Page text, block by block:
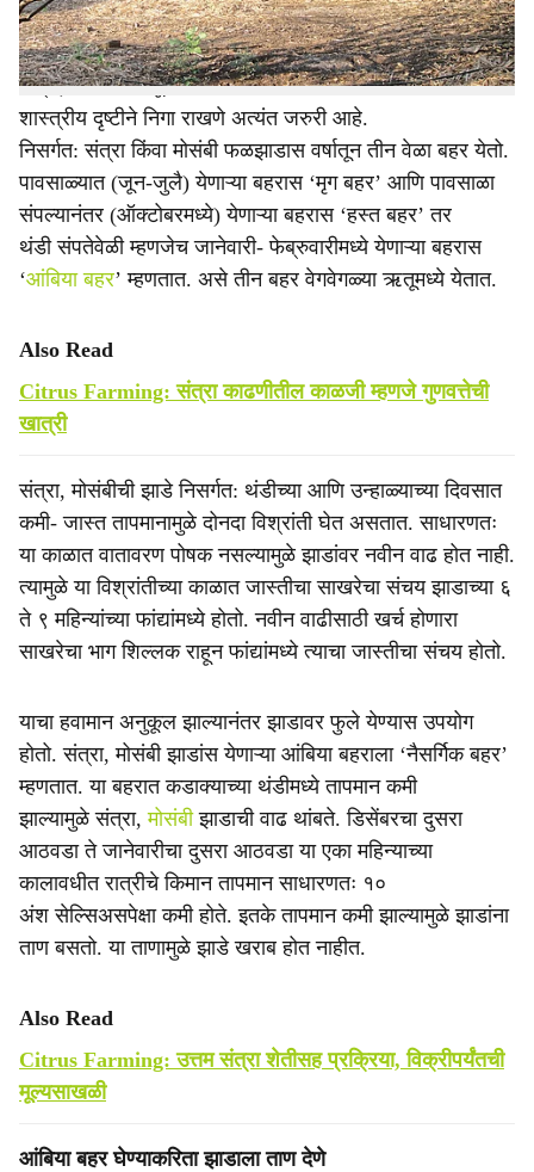
अवलंब करावा.
संत्रा, मोसंबी बागेतून दर्जेदार उत्पादन मिळण्यासाठी आंबिया बहराची
शास्त्रीय दृष्टीने निगा राखणे अत्यंत जरुरी आहे.
निसर्गत: संत्रा किंवा मोसंबी फळझाडास वर्षातून तीन वेळा बहर येतो.
पावसाळ्यात (जून-जुलै) येणाऱ्या बहरास ‘मृग बहर’ आणि पावसाळा
संपल्यानंतर (ऑक्टोबरमध्ये) येणाऱ्या बहरास ‘हस्त बहर’ तर
थंडी संपतेवेळी म्हणजेच जानेवारी- फेब्रुवारीमध्ये येणाऱ्या बहरास
‘आंबिया बहर’ म्हणतात. असे तीन बहर वेगवेगळ्या ऋतूमध्ये येतात.
Also Read
Citrus Farming: संत्रा काढणीतील काळजी म्हणजे गुणवत्तेची
खात्री
संत्रा, मोसंबीची झाडे निसर्गत: थंडीच्या आणि उन्हाळ्याच्या दिवसात
कमी- जास्त तापमानामुळे दोनदा विश्रांती घेत असतात. साधारणतः
या काळात वातावरण पोषक नसल्यामुळे झाडांवर नवीन वाढ होत नाही.
त्यामुळे या विश्रांतीच्या काळात जास्तीचा साखरेचा संचय झाडाच्या ६
ते ९ महिन्यांच्या फांद्यांमध्ये होतो. नवीन वाढीसाठी खर्च होणारा
साखरेचा भाग शिल्लक राहून फांद्यांमध्ये त्याचा जास्तीचा संचय होतो.
याचा हवामान अनुकूल झाल्यानंतर झाडावर फुले येण्यास उपयोग
होतो. संत्रा, मोसंबी झाडांस येणाऱ्या आंबिया बहराला ‘नैसर्गिक बहर’
म्हणतात. या बहरात कडाक्याच्या थंडीमध्ये तापमान कमी
झाल्यामुळे संत्रा,मोसंबीझाडाची वाढ थांबते. डिसेंबरचा दुसरा
आठवडा ते जानेवारीचा दुसरा आठवडा या एका महिन्याच्या
कालावधीत रात्रीचे किमान तापमान साधारणतः १०
अंश सेल्सिअसपेक्षा कमी होते. इतके तापमान कमी झाल्यामुळे झाडांना
ताण बसतो. या ताणामुळे झाडे खराब होत नाहीत.
Also Read
Citrus Farming: उत्तम संत्रा शेतीसह प्रक्रिया, विक्रीपर्यंतची
मूल्यसाखळी
आंबिया बहर घेण्याकरिता झाडाला ताण देणे